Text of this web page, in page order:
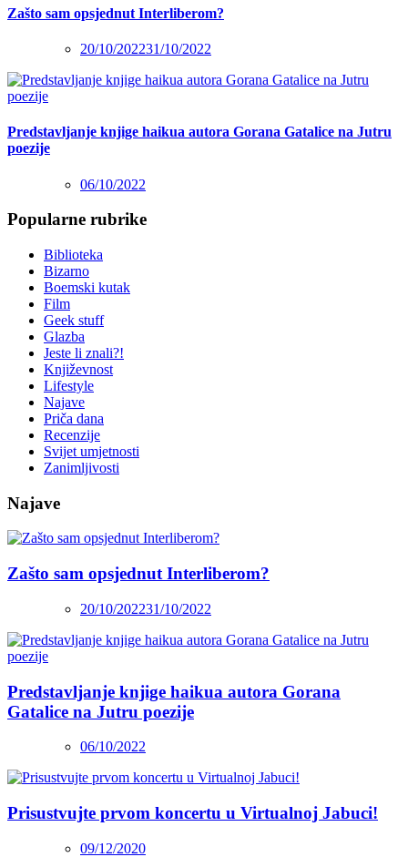
Zašto sam opsjednut Interliberom?
20/10/202231/10/2022
Predstavljanje knjige haikua autora Gorana Gatalice na Jutru
poezije
06/10/2022
Popularne rubrike
Biblioteka
Bizarno
Boemski kutak
Film
Geek stuff
Glazba
Jeste li znali?!
Književnost
Lifestyle
Najave
Priča dana
Recenzije
Svijet umjetnosti
Zanimljivosti
Najave
Zašto sam opsjednut Interliberom?
20/10/202231/10/2022
Predstavljanje knjige haikua autora Gorana
Gatalice na Jutru poezije
06/10/2022
Prisustvujte prvom koncertu u Virtualnoj Jabuci!
09/12/2020